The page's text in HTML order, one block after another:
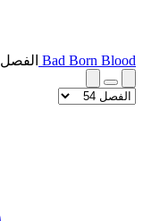
Bad Born Blood الفصل 54